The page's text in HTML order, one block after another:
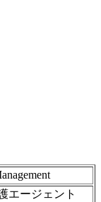
エージェント